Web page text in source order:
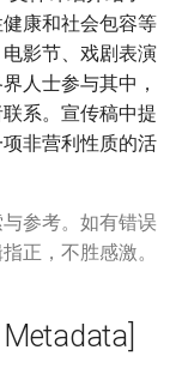
康和社会包容等
影节、戏剧表演
人士参与其中，
系。宣传稿中提
非营利性质的活
参考。如有错误
正，不胜感激。